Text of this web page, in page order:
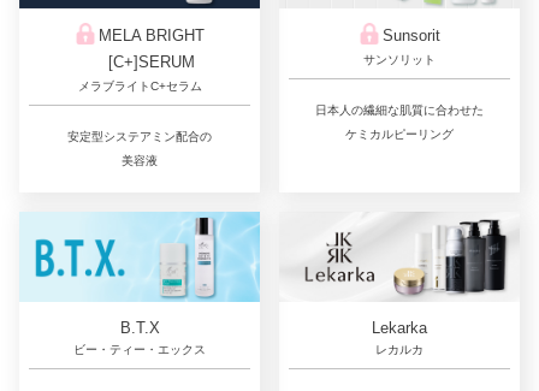
MELA BRIGHT
[C+]SERUM
メラブライトC+セラム
安定型システアミン配合の
美容液
Sunsorit
サンソリット
日本人の繊細な肌質に合わせた
ケミカルピーリング
B.T.X
ビー・ティー・エックス
Lekarka
レカルカ